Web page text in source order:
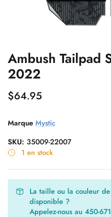
Flite AIR
Ensembles KITE
Ensembles WING
Slingshot Phantasm -
Ensembles Windsurf
Planches de Surf en
Mystic Marshall 5/
liquidation !
Leçons de Kite
Ambush Tailpad
2022
$64.95
Marque Mystic
SKU: 35009-22007
1 en stock
La taille ou la couleur
disponible ?
Appelez-nous au 450-